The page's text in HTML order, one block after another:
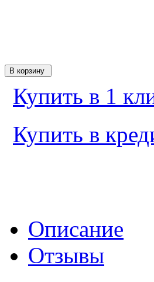
Купить в 1
Купить в
Описание
Отзывы